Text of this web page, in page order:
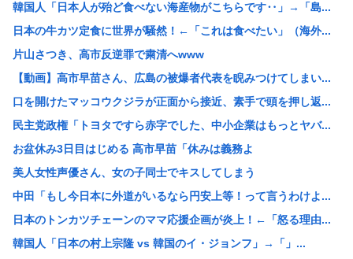
高市早苗、弱者切り捨て官僚を切り捨てるwww
【愕然】ワイ36歳独身、会社のチー牛顔女さん（23）に告...
高市おサナ、被爆者代表を睨み付けてしまいバチクソ炎上し始...
日本人はなぜ短パンを履かないのか－中国ネット [8/9]
【困惑】バスターソード、バスターライフル←バスターってな...
【悲報】本物のスパイ、政府批判はせずにむしろ政府の味方面...
【画像】PS6と新型PSPのリーク写真
妻「もうっ！お弁当箱は会社で洗ってきてよね！」俺「えぇ…...
【悲報】テーザー銃の威力、けっこうエグいwww
【悲報】山本太郎さん、政治に興味なかった
拷問官「野田、我孫子、印西、成田、木更津、東金のどれかに...
韓国人「日本人が殆ど食べない海産物がこちらです‥」→「島...
日本の牛カツ定食に世界が騒然！←「これは食べたい」（海外...
片山さつき、高市反逆罪で粛清へwww
【動画】高市早苗さん、広島の被爆者代表を睨みつけてしまい...
口を開けたマッコウクジラが正面から接近、素手で頭を押し返...
民主党政権「トヨタですら赤字でした、中小企業はもっとヤバ...
お盆休み3日目はじめる 高市早苗「休みは義務よ
美人女性声優さん、女の子同士でキスしてしまう
中田「もし今日本に外道がいるなら円安上等！って言うわけよ...
日本のトンカツチェーンのママ応援企画が炎上！←「怒る理由...
韓国人「日本の村上宗隆 vs 韓国のイ・ジョンフ」→「」...